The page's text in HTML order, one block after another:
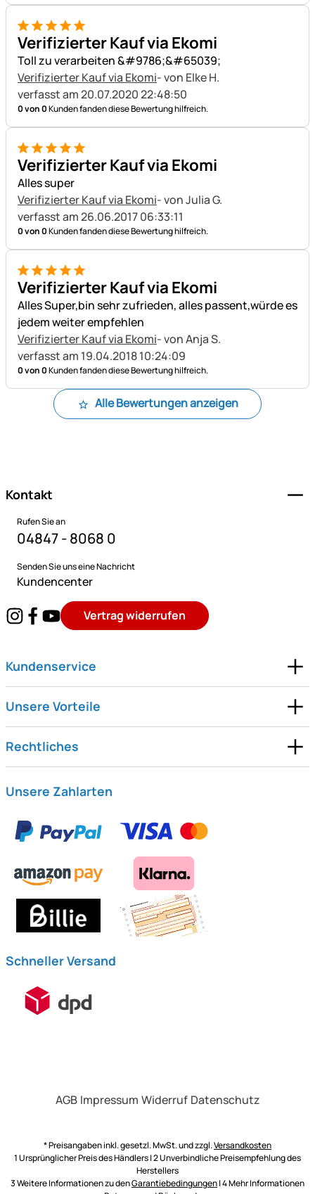
5 von 5
Verifizierter Kauf via Ekomi
Toll zu verarbeiten &#9786;&#65039;
Verifizierter Kauf via Ekomi- von Elke H.
verfasst am 20.07.2020 22:48:50
0 von 0Kunden fanden diese Bewertung hilfreich.
5 von 5
Verifizierter Kauf via Ekomi
Alles super
Verifizierter Kauf via Ekomi- von Julia G.
verfasst am 26.06.2017 06:33:11
0 von 0Kunden fanden diese Bewertung hilfreich.
5 von 5
Verifizierter Kauf via Ekomi
Alles Super,bin sehr zufrieden, alles passent,würde es
jedem weiter empfehlen
Verifizierter Kauf via Ekomi- von Anja S.
verfasst am 19.04.2018 10:24:09
0 von 0Kunden fanden diese Bewertung hilfreich.
Alle Bewertungen anzeigen
Kontakt
Rufen Sie an
04847 - 8068 0
Senden Sie uns eine Nachricht
Kundencenter
Vertrag widerrufen
Kundenservice
Unsere Vorteile
Rechtliches
Unsere Zahlarten
Schneller Versand
AGB Impressum Widerruf Datenschutz
* Preisangaben inkl. gesetzl. MwSt. und zzgl.Versandkosten
1 Ursprünglicher Preis des Händlers | 2 Unverbindliche Preisempfehlung des
Herstellers
3 Weitere Informationen zu denGarantiebedingungen| 4 Mehr Informationen